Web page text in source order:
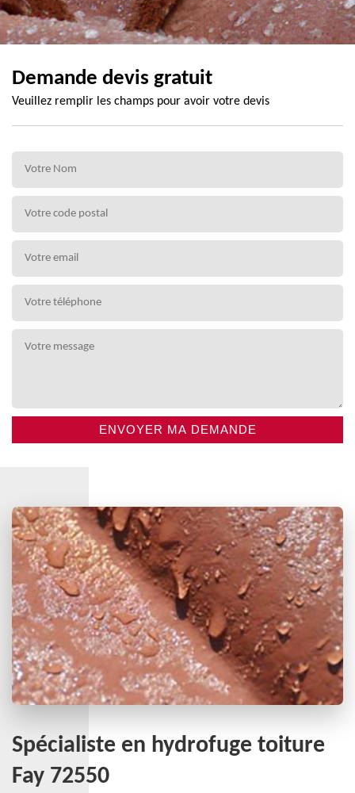
Demande devis gratuit
Veuillez remplir les champs pour avoir votre devis
Spécialiste en hydrofuge toiture
Fay 72550